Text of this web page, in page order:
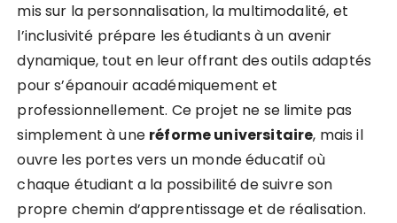
mis sur la personnalisation, la multimodalité, et
l’inclusivité prépare les étudiants à un avenir
dynamique, tout en leur offrant des outils adaptés
pour s’épanouir académiquement et
professionnellement. Ce projet ne se limite pas
simplement à une réformeuniversitaire, mais il
ouvre les portes vers un monde éducatif où
chaque étudiant a la possibilité de suivre son
propre chemin d’apprentissage et de réalisation.